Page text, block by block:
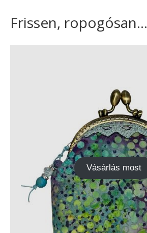
Frissen, ropogósan...
Vásárlás most